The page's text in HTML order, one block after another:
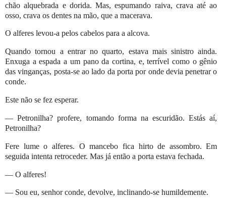
chão alquebrada e dorida. Mas, espumando raiva, crava até ao
osso, crava os dentes na mão, que a macerava.
O alferes levou-a pelos cabelos para a alcova.
Quando tornou a entrar no quarto, estava mais sinistro ainda.
Enxuga a espada a um pano da cortina, e, terrível como o gênio
das vinganças, posta-se ao lado da porta por onde devia penetrar o
conde.
Este não se fez esperar.
— Petronilha? profere, tomando forma na escuridão. Estás aí,
Petronilha?
Fere lume o alferes. O mancebo fica hirto de assombro. Em
seguida intenta retroceder. Mas já então a porta estava fechada.
— O alferes!
— Sou eu, senhor conde, devolve, inclinando-se humildemente.